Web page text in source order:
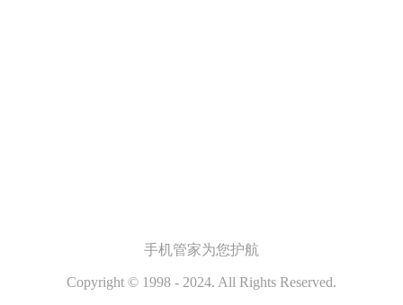
手机管家为您护航
Copyright © 1998 - 2024. All Rights Reserved.